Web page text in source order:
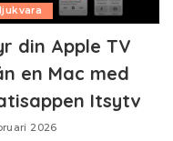
din Apple TV
en Mac med
Itsytv
2026